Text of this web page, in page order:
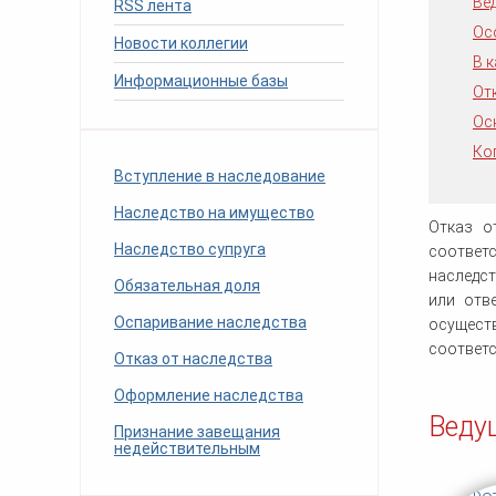
Миграционное право
Неимущественные права
Оспаривание сделок
Для юридических лиц
Споры по строительному
Таможенный адвокат
Урегулирование споров в
Конституционный Суд РФ
RSS лента
Новости коллегии
Информационные базы
Вступление в наследование
Наследство на имущество
Наследство супруга
Обязательная доля
Оспаривание наследства
Отказ от наследства
Оформление наследства
Признание завещания
недействительным
В
Отказ
или